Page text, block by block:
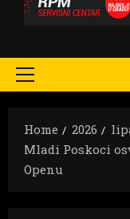
Primary
Home
2026
Mladi Poskoci
Openu